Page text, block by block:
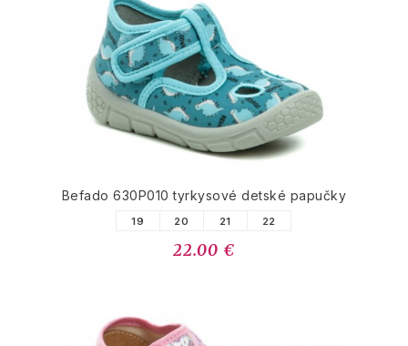
Befado 630P010 tyrkysové detské papučky
19 20 21 22
22.00 €